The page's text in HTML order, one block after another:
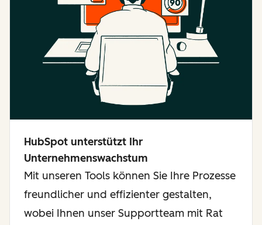
HubSpot unterstützt Ihr
Unternehmenswachstum
Mit unseren Tools können Sie Ihre Prozesse
freundlicher und effizienter gestalten,
wobei Ihnen unser Supportteam mit Rat